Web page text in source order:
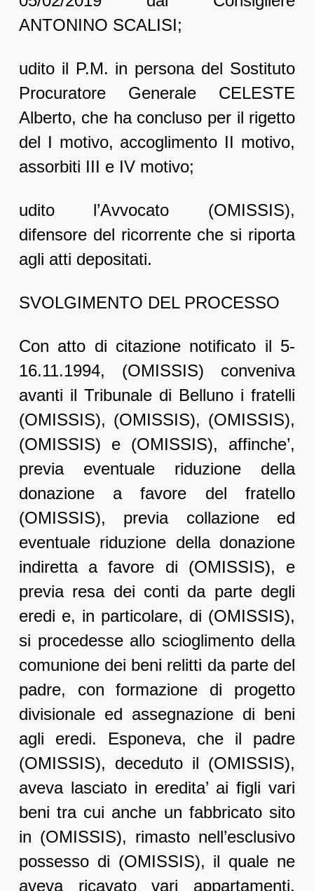
ANTONINO SCALISI;
udito il P.M. in persona del Sostituto
Procuratore Generale CELESTE
Alberto, che ha concluso per il rigetto
del I motivo, accoglimento II motivo,
assorbiti III e IV motivo;
udito l’Avvocato (OMISSIS),
difensore del ricorrente che si riporta
agli atti depositati.
SVOLGIMENTO DEL PROCESSO
Con atto di citazione notificato il 5-
16.11.1994, (OMISSIS) conveniva
avanti il Tribunale di Belluno i fratelli
(OMISSIS), (OMISSIS), (OMISSIS),
(OMISSIS) e (OMISSIS), affinche’,
previa eventuale riduzione della
donazione a favore del fratello
(OMISSIS), previa collazione ed
eventuale riduzione della donazione
indiretta a favore di (OMISSIS), e
previa resa dei conti da parte degli
eredi e, in particolare, di (OMISSIS),
si procedesse allo scioglimento della
comunione dei beni relitti da parte del
padre, con formazione di progetto
divisionale ed assegnazione di beni
agli eredi. Esponeva, che il padre
(OMISSIS), deceduto il (OMISSIS),
aveva lasciato in eredita’ ai figli vari
beni tra cui anche un fabbricato sito
in (OMISSIS), rimasto nell’esclusivo
possesso di (OMISSIS), il quale ne
aveva ricavato vari appartamenti,